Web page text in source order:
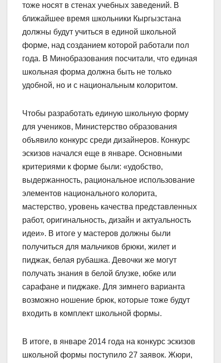
тоже носят в стенах учебных заведений. В
ближайшее время школьники Кыргызстана
должны будут учиться в единой школьной
форме, над созданием которой работали пол
года. В Минобразования посчитали, что единая
школьная форма должна быть не только
удобной, но и с национальным колоритом.
Чтобы разработать единую школьную форму
для учеников, Министерство образования
объявило конкурс среди дизайнеров. Конкурс
эскизов начался еще в январе. Основными
критериями к форме были: «удобство,
выдержанность, рациональное использование
элементов национального колорита,
мастерство, уровень качества представленных
работ, оригинальность, дизайн и актуальность
идеи». В итоге у мастеров должны были
получиться для мальчиков брюки, жилет и
пиджак, белая рубашка. Девочки же могут
получать знания в белой блузке, юбке или
сарафане и пиджаке. Для зимнего варианта
возможно ношение брюк, которые тоже будут
входить в комплект школьной формы.
В итоге, в январе 2014 года на конкурс эскизов
школьной формы поступило 27 заявок. Жюри,